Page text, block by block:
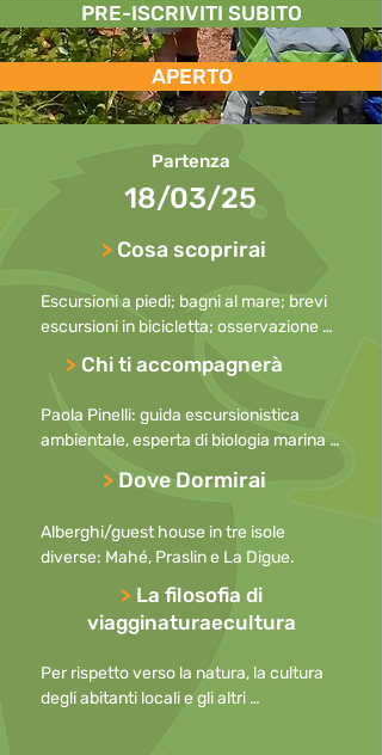
PRE-ISCRIVITI SUBITO
APERTO
Partenza
18/03/25
> Cosa scoprirai
Escursioni a piedi; bagni al mare; brevi
escursioni in bicicletta; osservazione
degli animali; snorkeling e osservazione
dei pesci; trekking nella giungla;
> Chi ti accompagnerà
Paola Pinelli: guida escursionistica
ambientale, esperta di biologia marina
brevetto di salvamento in acqua),
camminata sportiva e gymstick), ha
unito alla pratica sportiva la passione
educativa lavorando con bambini,
ragazzi e adulti.
Lingue: italiano, inglese, spagnolo
> Dove Dormirai
Alberghi/guest house in tre isole
diverse: Mahé, Praslin e La Digue.
> La filosofia di
viagginaturaecultura
Per rispetto verso la natura, la cultura
degli abitanti locali e gli altri